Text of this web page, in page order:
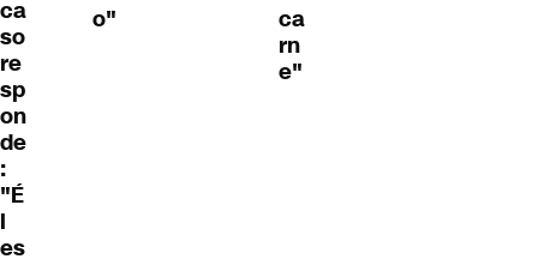
ca
so
re
sp
on
de
:
"É
l
es
o"
ca
rn
e"